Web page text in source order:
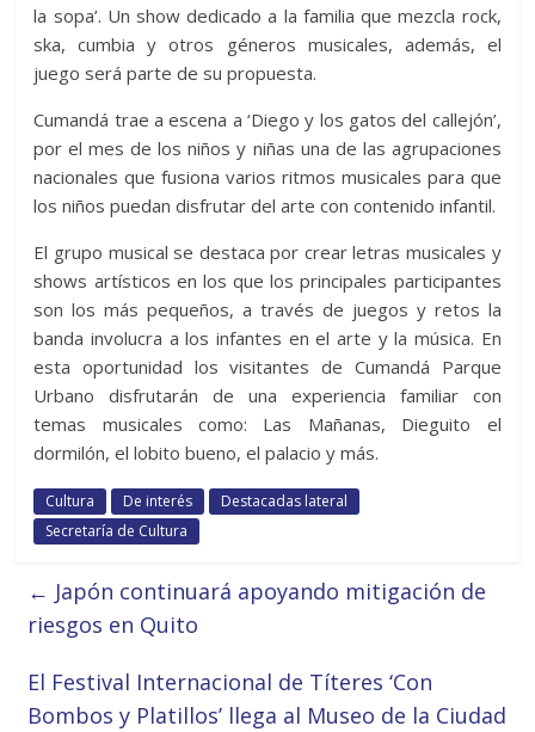
la sopa’. Un show dedicado a la familia que mezcla rock,
ska, cumbia y otros géneros musicales, además, el
juego será parte de su propuesta.
Cumandá trae a escena a ‘Diego y los gatos del callejón’,
por el mes de los niños y niñas una de las agrupaciones
nacionales que fusiona varios ritmos musicales para que
los niños puedan disfrutar del arte con contenido infantil.
El grupo musical se destaca por crear letras musicales y
shows artísticos en los que los principales participantes
son los más pequeños, a través de juegos y retos la
banda involucra a los infantes en el arte y la música. En
esta oportunidad los visitantes de Cumandá Parque
Urbano disfrutarán de una experiencia familiar con
temas musicales como: Las Mañanas, Dieguito el
dormilón, el lobito bueno, el palacio y más.
Cultura De interés
Destacadas lateral
Secretaría de Cultura
← Japón continuará apoyando mitigación de
riesgos en Quito
El Festival Internacional de Títeres ‘Con
Bombos y Platillos’ llega al Museo de la Ciudad